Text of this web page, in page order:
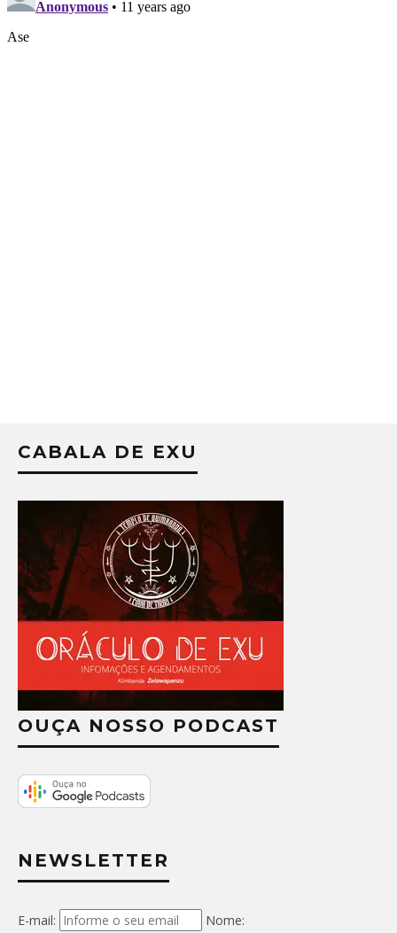
CABALA DE EXU
OUÇA NOSSO PODCAST
NEWSLETTER
E-mail: Nome: